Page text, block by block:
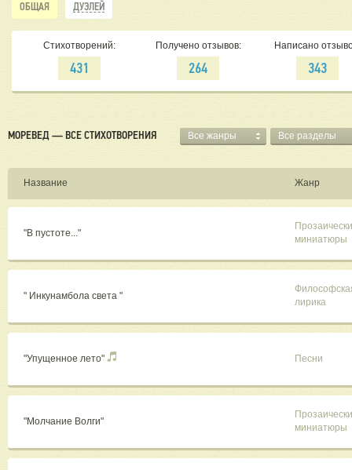
ОБЩАЯ ДУЭЛЕЙ
Стихотворений:
431
Получено отзывов:
264
Написано
343
МОРЕВЕД — ВСЕ СТИХОТВОРЕНИЯ Все жанры Все разделы
Название Жанр
"В пустоте..."
миниатюры
" Инкунамбола света "
лирика
"Упущенное лето" Песни
"Молчание Волги"
миниатюры